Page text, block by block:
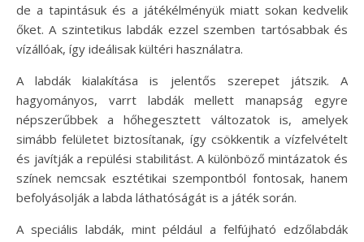
de a tapintásuk és a játékélményük miatt sokan kedvelik
őket. A szintetikus labdák ezzel szemben tartósabbak és
vízállóak, így ideálisak kültéri használatra.
A labdák kialakítása is jelentős szerepet játszik. A
hagyományos, varrt labdák mellett manapság egyre
népszerűbbek a hőhegesztett változatok is, amelyek
simább felületet biztosítanak, így csökkentik a vízfelvételt
és javítják a repülési stabilitást. A különböző mintázatok és
színek nemcsak esztétikai szempontból fontosak, hanem
befolyásolják a labda láthatóságát is a játék során.
A speciális labdák, mint például a felfújható edzőlabdák